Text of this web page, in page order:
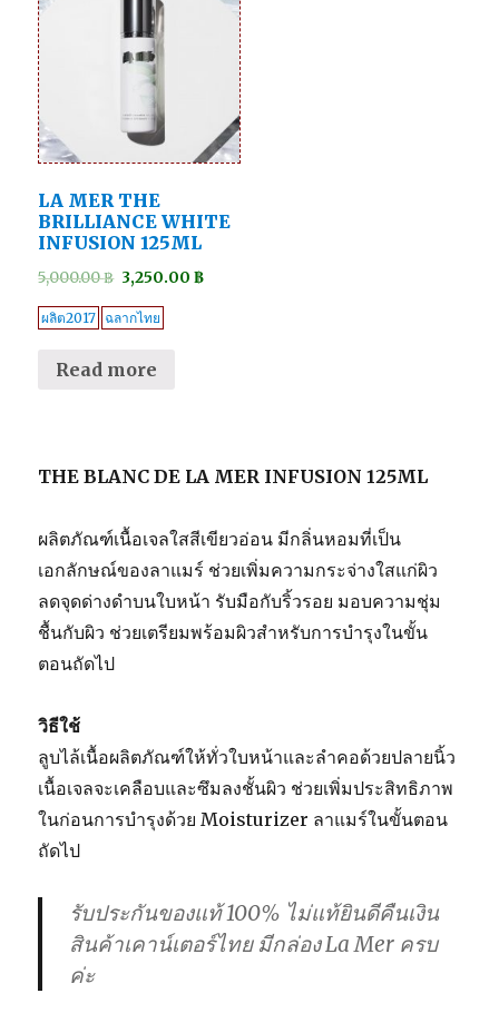
LA MER THE
BRILLIANCE WHITE
INFUSION 125ML
5,000.00฿ 3,250.00 ฿
ผลิต2017 ฉลากไทย
Read more
THE BLANC DE LA MER INFUSION 125ML
ผลิตภัณฑ์เนื้อเจลใสสีเขียวอ่อน มีกลิ่นหอมที่เป็น
เอกลักษณ์ของลาแมร์ ช่วยเพิ่มความกระจ่างใสแก่ผิว
ลดจุดด่างดำบนใบหน้า รับมือกับริ้วรอย มอบความชุ่ม
ชื้นกับผิว ช่วยเตรียมพร้อมผิวสำหรับการบำรุงในขั้น
ตอนถัดไป
วิธีใช้
ลูบไล้เนื้อผลิตภัณฑ์ให้ทั่วใบหน้าและลำคอด้วยปลายนิ้ว
เนื้อเจลจะเคลือบและซึมลงชั้นผิว ช่วยเพิ่มประสิทธิภาพ
ในก่อนการบำรุงด้วย Moisturizer ลาแมร์ในขั้นตอน
ถัดไป
รับประกันของแท้ 100% ไม่แท้ยินดีคืนเงิน
สินค้าเคาน์เตอร์ไทย มีกล่อง La Mer ครบ
ค่ะ